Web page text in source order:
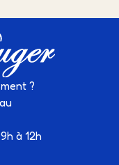
?
à 12h